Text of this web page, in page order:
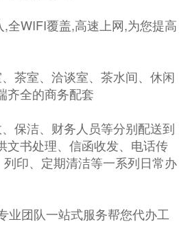
全WIFI覆盖,高速上网,为您提高
茶室、洽谈室、茶水间、休闲
齐全的商务配套
保洁、财务人员等分别配送到
文书处理、信函收发、电话传
印、定期清洁等一系列日常办
业团队一站式服务帮您代办工